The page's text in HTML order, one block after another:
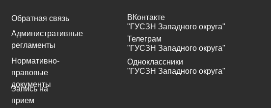
Обратная связь
Административные
регламенты
Нормативно-
правовые
документы
Запись на
прием
ВКонтакте
"ГУСЗН Западного округа"
Телеграм
"ГУСЗН Западного округа"
Одноклассники
"ГУСЗН Западного округа"